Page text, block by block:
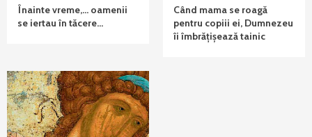
Înainte vreme,… oamenii
se iertau în tăcere…
Când mama se roagă
pentru copiii ei, Dumnezeu
îi îmbrățișează tainic